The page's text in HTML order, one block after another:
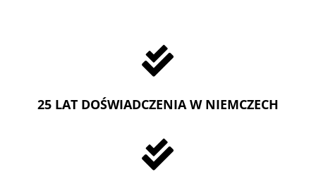

25 LAT DOŚWIADCZENIA W NIEMCZECH
